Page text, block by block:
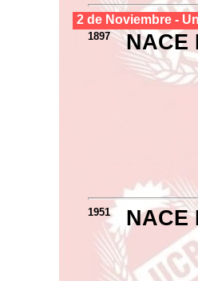
2 de Noviembre -
1897 NACE
1951 NACE